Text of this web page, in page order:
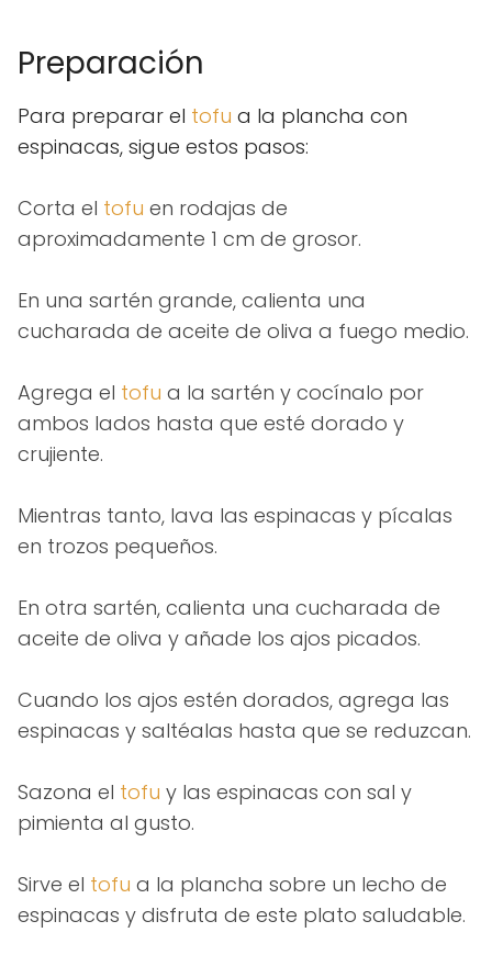
Preparación
Para preparar el tofu a la plancha con
espinacas, sigue estos pasos:
Corta el tofu en rodajas de
aproximadamente 1 cm de grosor.
En una sartén grande, calienta una
cucharada de aceite de oliva a fuego medio.
Agrega el tofu a la sartén y cocínalo por
ambos lados hasta que esté dorado y
crujiente.
Mientras tanto, lava las espinacas y pícalas
en trozos pequeños.
En otra sartén, calienta una cucharada de
aceite de oliva y añade los ajos picados.
Cuando los ajos estén dorados, agrega las
espinacas y saltéalas hasta que se reduzcan.
Sazona el tofu y las espinacas con sal y
pimienta al gusto.
Sirve el tofu a la plancha sobre un lecho de
espinacas y disfruta de este plato saludable.